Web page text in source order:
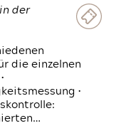
der
die einzelnen
•